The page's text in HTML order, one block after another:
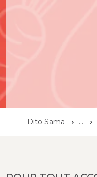
Dito Sama ...